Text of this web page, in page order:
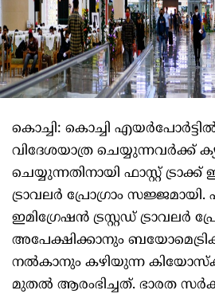
കൊച്ചി: കൊച്ചി
വിദേശയാത്ര ചെയ്യുന്നവർക്ക്
ചെയ്യുന്നതിനായി ഫാസ്റ്റ് ട്രാക്ക്
ട്രാവലർ പ്രോഗ്രാം സജ്ജമായി.
ഇമിഗ്രേഷൻ ട്രസ്റ്റഡ് ട്രാവലർ
അപേക്ഷിക്കാനും
നൽകാനും കഴിയുന്ന
മുതൽ ആരംഭിച്ചത്. ഭാരത